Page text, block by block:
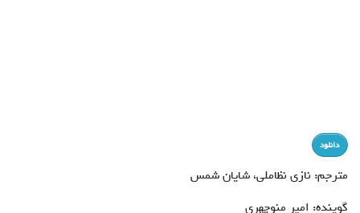
دانلود
مترجم: نازی نظاملی، شايان شمس
گوينده: امير منوچهری